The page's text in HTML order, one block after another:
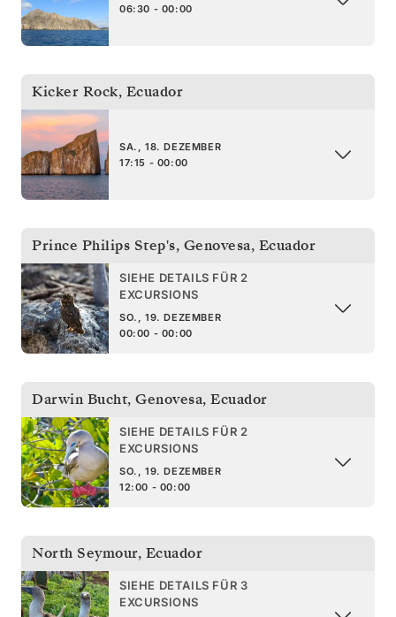
06:30 - 00:00
Kicker Rock, Ecuador
SA., 18. DEZEMBER
17:15 - 00:00
Prince Philips Step's, Genovesa, Ecuador
SIEHE DETAILS FÜR 2
EXCURSIONS
SO., 19. DEZEMBER
00:00 - 00:00
Darwin Bucht, Genovesa, Ecuador
SIEHE DETAILS FÜR 2
EXCURSIONS
SO., 19. DEZEMBER
12:00 - 00:00
North Seymour, Ecuador
SIEHE DETAILS FÜR 3
EXCURSIONS